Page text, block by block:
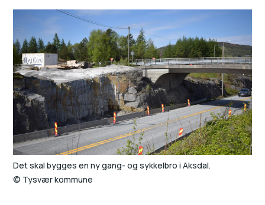
Det skal bygges en ny gang- og sykkelbro i Aksdal.
Tysvær kommune